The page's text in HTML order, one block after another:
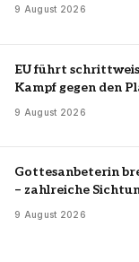
9 August 2026
EU führt
Kampf gegen den
9 August 2026
Gottesanbeterin
– zahlreiche
9 August 2026